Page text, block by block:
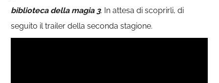
biblioteca della magia 3. In attesa di scoprirli, di
seguito il trailer della seconda stagione.